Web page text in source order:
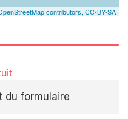
contributors, CC-BY-SA
du formulaire